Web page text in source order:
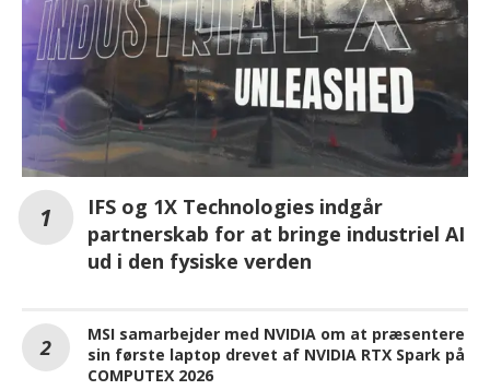
IFS og 1X Technologies indgår
partnerskab for at bringe industriel AI
ud i den fysiske verden
MSI samarbejder med NVIDIA om at præsentere
sin første laptop drevet af NVIDIA RTX Spark på
COMPUTEX 2026